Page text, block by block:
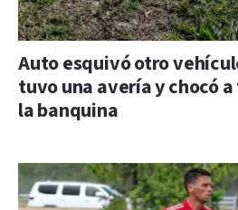
Auto esquivó otro
tuvo una avería y chocó
la banquina